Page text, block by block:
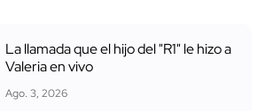
La llamada que el hijo del "R1" le hizo a
Valeria en vivo
Ago. 3, 2026